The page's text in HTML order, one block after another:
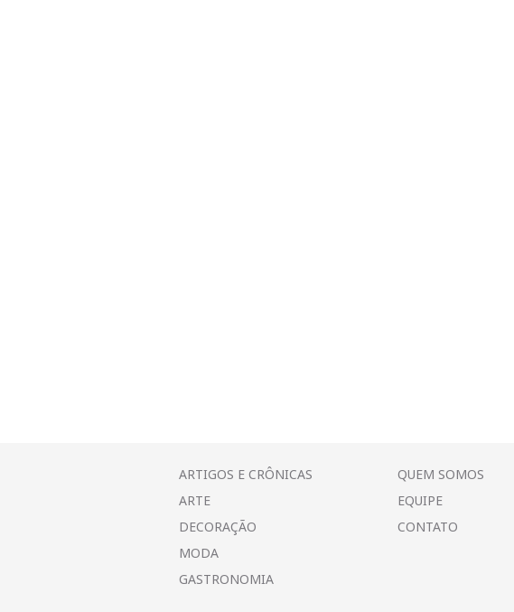
ARTIGOS E CRÔNICAS
ARTE
DECORAÇÃO
MODA
GASTRONOMIA
QUEM SOMOS
EQUIPE
CONTATO